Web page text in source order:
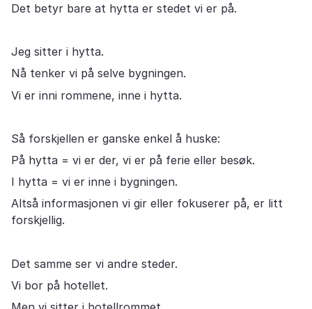
Det betyr bare at hytta er stedet vi er på.
Jeg sitter i hytta.
Nå tenker vi på selve bygningen.
Vi er inni rommene, inne i hytta.
Så forskjellen er ganske enkel å huske:
På hytta = vi er der, vi er på ferie eller besøk.
I hytta = vi er inne i bygningen.
Altså informasjonen vi gir eller fokuserer på, er litt
forskjellig.
Det samme ser vi andre steder.
Vi bor på hotellet.